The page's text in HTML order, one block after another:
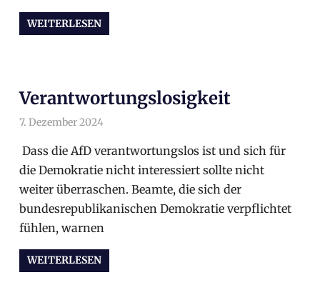
WEITERLESEN
Verantwortungslosigkeit
7. Dezember 2024
Dass die AfD verantwortungslos ist und sich für
die Demokratie nicht interessiert sollte nicht
weiter überraschen. Beamte, die sich der
bundesrepublikanischen Demokratie verpflichtet
fühlen, warnen
WEITERLESEN